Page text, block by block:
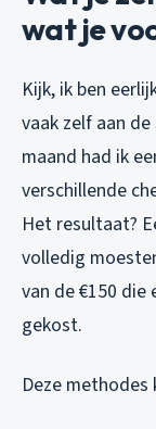
wat je
Kijk, ik ben
vaak zelf aan
maand had ik
verschillende
Het resultaat?
volledig
van de €150
gekost.
Deze methodes